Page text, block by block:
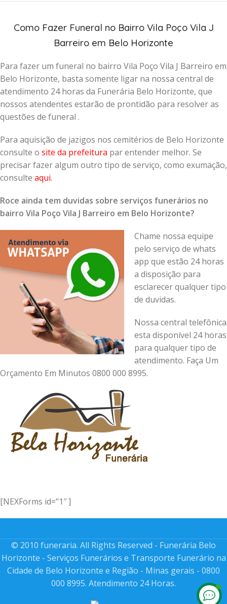
Como Fazer Funeral no Bairro Vila Poço Vila J
Barreiro em Belo Horizonte
Para fazer um funeral no bairro Vila Poço Vila J Barreiro em
Belo Horizonte, basta somente ligar na nossa central de
atendimento 24 horas da Funerária Belo Horizonte, que
nossos atendentes estarão de prontidão para resolver as
questões de funeral .
Para aquisição de jazigos nos cemitérios de Belo Horizonte
consulte o site da prefeitura par entender melhor. Se
precisar fazer algum outro tipo de serviço, como exumação,
consulte aqui.
Roce ainda tem duvidas sobre serviços funerários no
bairro Vila Poço Vila J Barreiro em Belo Horizonte?
Chame nossa equipe
pelo serviço de whats
app que estão 24 horas
a disposição para
esclarecer qualquer tipo
de duvidas.
Nossa central telefônica
esta disponível 24 horas
para qualquer tipo de
atendimento. Faça Um
Orçamento Em Minutos 0800 000 8995.
[NEXForms id=”1″ ]
© 2010 funeraria. All Rights Reserved - Funerária Belo
Horizonte - Serviços Funerários e Transporte Funerário na
Cidade de Belo Horizonte e Região - Minas gerais - 0800
000 8995. Atendimento 24 Horas.